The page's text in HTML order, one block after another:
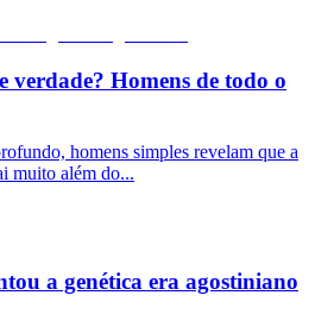
verdade? Homens de todo o
homens simples revelam que a
muito além do...
a genética era agostiniano